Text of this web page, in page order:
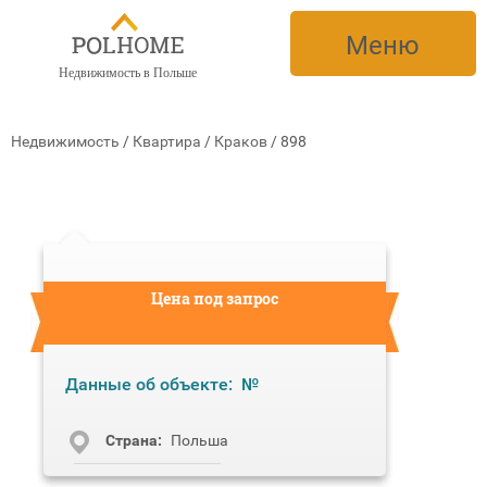
Недвижимость в Польше
Меню
Недвижимость / Квартира / Краков /898
Цена под запрос
Данные об объекте: №
Cтрана: Польша